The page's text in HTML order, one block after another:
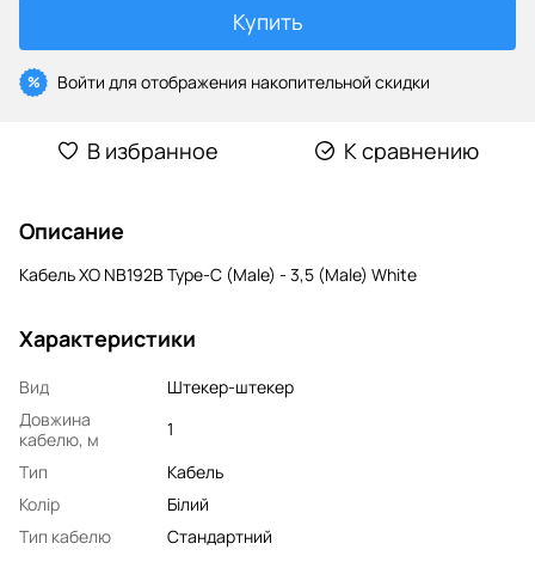
Купить
% Войти для отображения накопительной скидки
В избранное К сравнению
Описание
Кабель XO NB192B Type-C (Male) - 3,5 (Male) White
Характеристики
Вид
Штекер-штекер
Довжина
кабелю, м
1
Тип
Кабель
Колір
Білий
Тип кабелю
Стандартний